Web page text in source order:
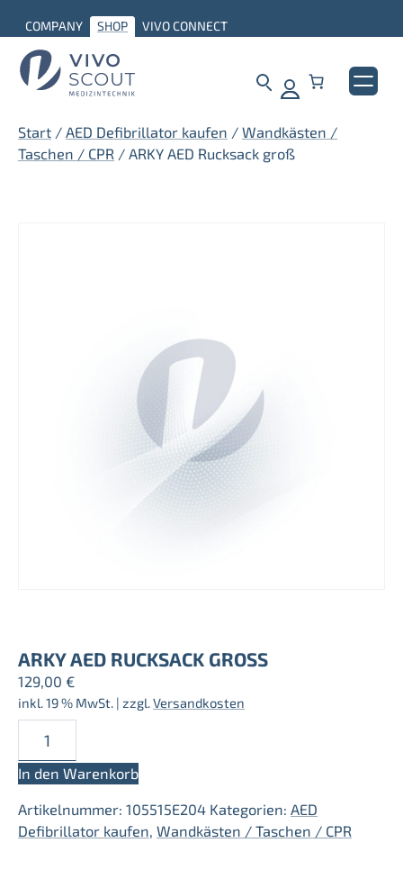
Inhalt
springen
COMPANY SHOP VIVO CONNECT
Start / AED Defibrillator kaufen / Wandkästen /
Taschen / CPR / ARKY AED Rucksack groß
ARKY AED RUCKSACK GROSS
129,00 €
inkl. 19 % MwSt. | zzgl.Versandkosten
Rucksack
Menge
In den Warenkorb
Artikelnummer: 105515E204 Kategorien: AED
Defibrillator kaufen, Wandkästen / Taschen / CPR